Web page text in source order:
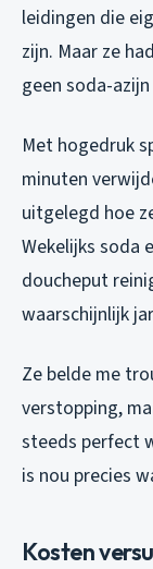
leidingen die
zijn. Maar ze
geen soda-
Met hogedruk
minuten
uitgelegd hoe
Wekelijks soda
doucheput
waarschijnlijk
Ze belde me
verstopping,
steeds perfect
is nou precies
Kosten